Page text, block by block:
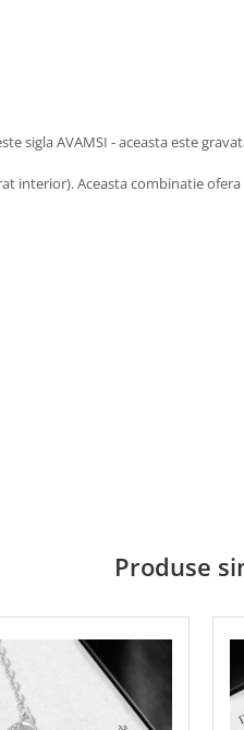
sigla AVAMSI - aceasta este
interior). Aceasta combinatie
Produse